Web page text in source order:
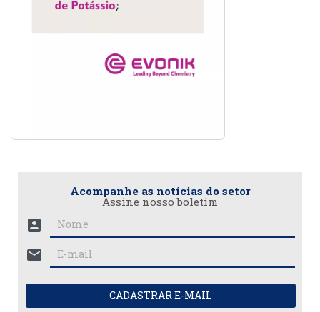
Acompanhe as notícias do setor
Assine nosso boletim
account_box
mail
CADASTRAR E-MAIL